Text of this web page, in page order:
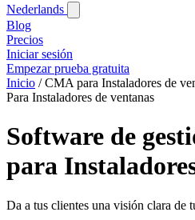
Nederlands
Blog‎
Precios
Iniciar sesión
Empezar prueba gratuita
Inicio / CMA para Instaladores de
Para Instaladores de ventanas
Software de
para
Da a tus clientes una visión clara de